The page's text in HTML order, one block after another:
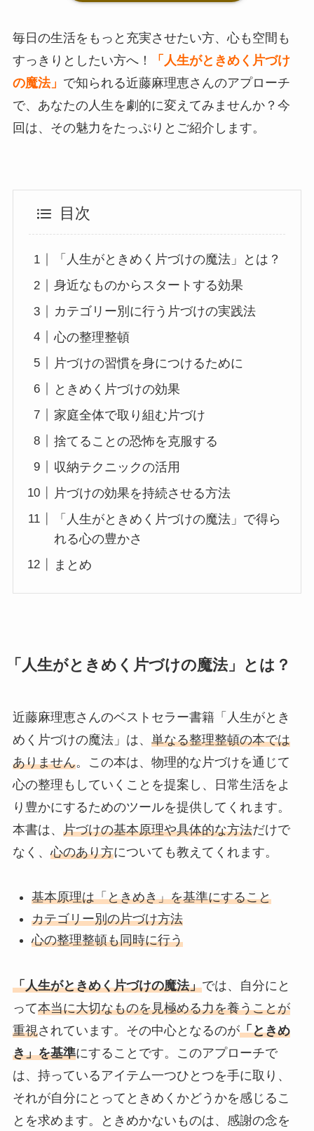
毎日の生活をもっと充実させたい方、心も空間も
すっきりとしたい方へ！
「人生がときめく片づけ
の魔法」 で知られる近藤麻理恵さんのアプローチ
で、あなたの人生を劇的に変えてみませんか？今
回は、その魅力をたっぷりとご紹介します。
目次
「人生がときめく片づけの魔法」とは？
身近なものからスタートする効果
カテゴリー別に行う片づけの実践法
心の整理整頓
片づけの習慣を身につけるために
ときめく片づけの効果
家庭全体で取り組む片づけ
捨てることの恐怖を克服する
収納テクニックの活用
片づけの効果を持続させる方法
「人生がときめく片づけの魔法」で得ら
れる心の豊かさ
まとめ
「人生がときめく片づけの魔法」とは？
近藤麻理恵さんのベストセラー書籍「人生がとき
めく片づけの魔法」は、 単なる整理整頓の本では
ありません。この本は、物理的な片づけを通じて
心の整理もしていくことを提案し、日常生活をよ
り豊かにするためのツールを提供してくれます。
本書は、 片づけの基本原理や具体的な方法だけで
なく、心のあり方についても教えてくれます。
基本原理は「ときめき」を基準にすること
カテゴリー別の片づけ方法
心の整理整頓も同時に行う
「人生がときめく片づけの魔法」では、自分にと
って本当に大切なものを見極める力を養うことが
重視されています。その中心となるのが「ときめ
き」を基準にすることです。このアプローチで
は、持っているアイテム一つひとつを手に取り、
それが自分にとってときめくかどうかを感じるこ
とを求めます。ときめかないものは、感謝の念を